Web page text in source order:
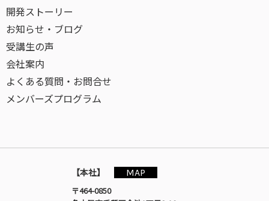
開発ストーリー
お知らせ・ブログ
受講生の声
会社案内
よくある質問・お問合せ
メンバーズプログラム
【本社】
MAP
〒464-0850